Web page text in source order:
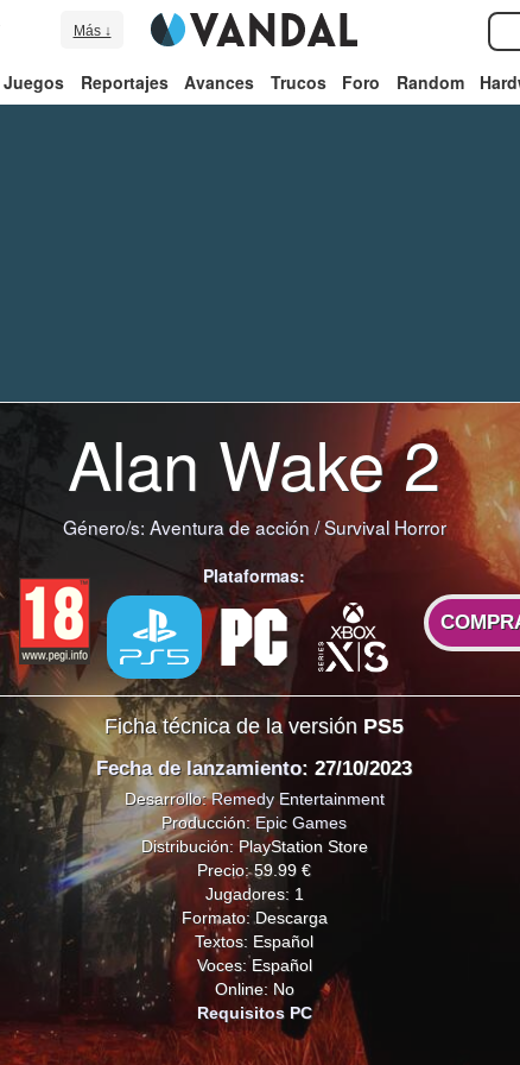
Más ↓
Juegos Reportajes Avances Trucos Foro Random
Alan Wake 2
Género/s: Aventura de acción /Survival Horror
Plataformas:
Ficha técnica de la versión PS5
Fecha de lanzamiento: 27/10/2023
Desarrollo:Remedy Entertainment
Producción:Epic Games
Distribución: PlayStation Store
Precio: 59.99 €
Jugadores: 1
Formato: Descarga
Textos: Español
Voces: Español
Online: No
Requisitos PC